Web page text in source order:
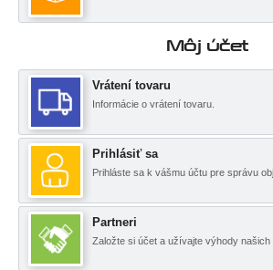
Môj účet
Vrátení tovaru
Informácie o vrátení tovaru.
Prihlásiť sa
Prihláste sa k vášmu účtu pre správu
Partneri
Založte si účet a užívajte výhody našich